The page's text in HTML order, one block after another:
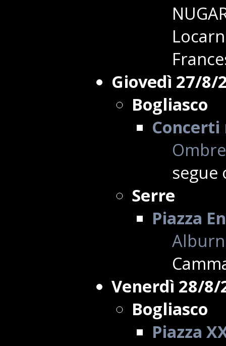
Giovedì 27/8/
Bogliasco
Concerti
segue
Serre
Piazza
Venerdì 28/8/
Bogliasco
Piazza